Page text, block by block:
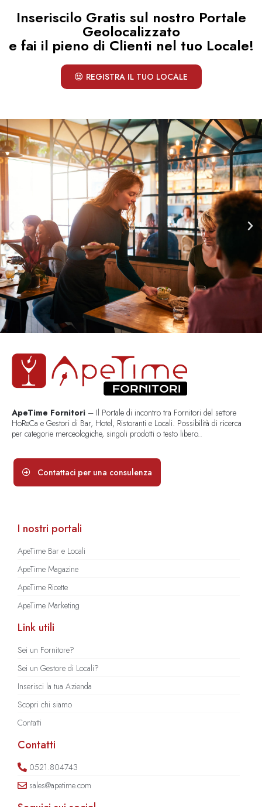
Inseriscilo Gratis sul nostro Portale
Geolocalizzato
e fai il pieno di Clienti nel tuo Locale!
REGISTRA IL TUO LOCALE
ApeTime Fornitori – Il Portale di incontro tra Fornitori del settore
HoReCa e Gestori di Bar, Hotel, Ristoranti e Locali. Possibilità di ricerca
per categorie merceologiche, singoli prodotti o testo libero..
Contattaci per una consulenza
I nostri portali
ApeTime Bar e Locali
ApeTime Magazine
ApeTime Ricette
ApeTime Marketing
Link utili
Sei un Fornitore?
Sei un Gestore di Locali?
Inserisci la tua Azienda
Scopri chi siamo
Contatti
Contatti
0521.804743
sales@apetime.com